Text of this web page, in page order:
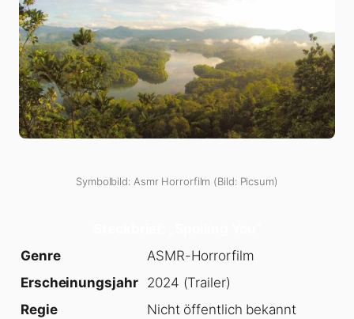
Symbolbild: Asmr Horrorfilm (Bild: Picsum)
Genre
ASMR-Horrorfilm
Erscheinungsjahr
2024 (Trailer)
Regie
Nicht öffentlich bekannt